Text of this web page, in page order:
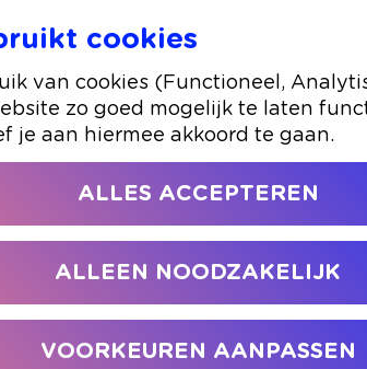
cookies
van cookies (Functioneel,
zo goed mogelijk te laten
je aan hiermee akkoord te gaan.
ALLES ACCEPTEREN
ALLEEN NOODZAKELIJK
VOORKEUREN AANPASSEN